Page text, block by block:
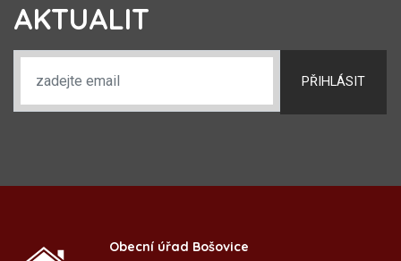
AKTUALIT
PŘIHLÁSIT
Obecní úřad Bošovice